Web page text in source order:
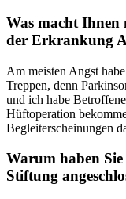
Was macht
der Erkrankung
Am meisten Angst
Treppen, denn
und ich habe
Hüftoperation
Begleiterscheinungen
Warum haben
Stiftung